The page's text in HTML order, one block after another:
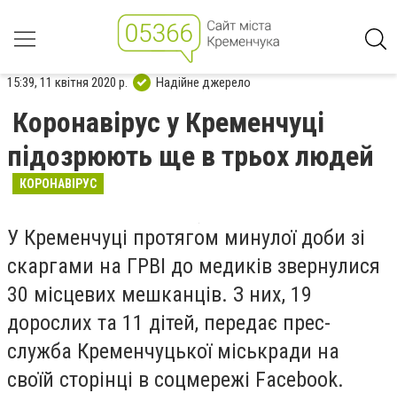
15:39, 11 квітня 2020 р. Надійне джерело
Коронавірус у Кременчуці
підозрюють ще в трьох людей
КОРОНАВІРУС
У Кременчуці протягом минулої доби зі
скаргами на ГРВІ до медиків звернулися
30 місцевих мешканців. З них, 19
дорослих та 11 дітей, передає прес-
служба Кременчуцької міськради на
своїй сторінці в соцмережі Facebook.